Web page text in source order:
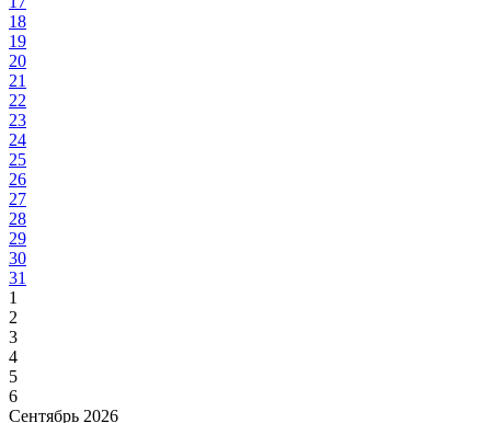
18
19
20
21
22
23
24
25
26
27
28
29
30
31
1
2
3
4
5
6
Сентябрь 2026